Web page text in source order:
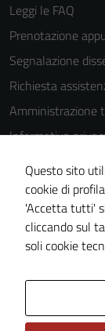
Leggi le FAQ
Prenotazione
Segnalazione
Richiesta
Amministrazione
Informativa
Cookie Policy
Note legali
Dichiarazione di
Piano di
Questo sito
cookie di
'Accetta tutti'
cliccando sul
soli cookie